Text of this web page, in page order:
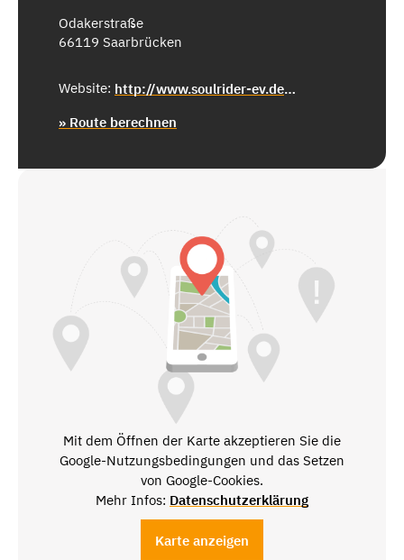
Odakerstraße
66119 Saarbrücken
Website:
http://www.soulrider-ev.de/verein/pumptrack-saarbrucken/
» Route berechnen
Mit dem Öffnen der Karte akzeptieren Sie die
Google-Nutzungsbedingungen und das Setzen
von Google-Cookies.
Mehr Infos: Datenschutzerklärung
Karte anzeigen